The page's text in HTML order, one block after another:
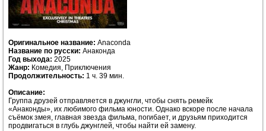
Оригинальное название: Anaconda
Название по русски: Анаконда
Год выхода: 2025
Жанр: Комедия, Приключения
Продолжительность: 1 ч. 39 мин.
Описание:
Группа друзей отправляется в джунгли, чтобы снять ремейк
«Анаконды», их любимого фильма юности. Однако вскоре после начала
съёмок змея, главная звезда фильма, погибает, и друзьям приходится
продвигаться в глубь джунглей, чтобы найти ей замену.